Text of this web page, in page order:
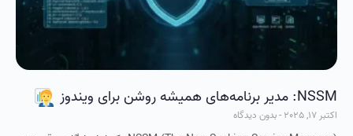
NSSM: مدیر برنامه‌های همیشه روشن برای ویندوز
اکتبر 17, 2025 بدون دیدگاه